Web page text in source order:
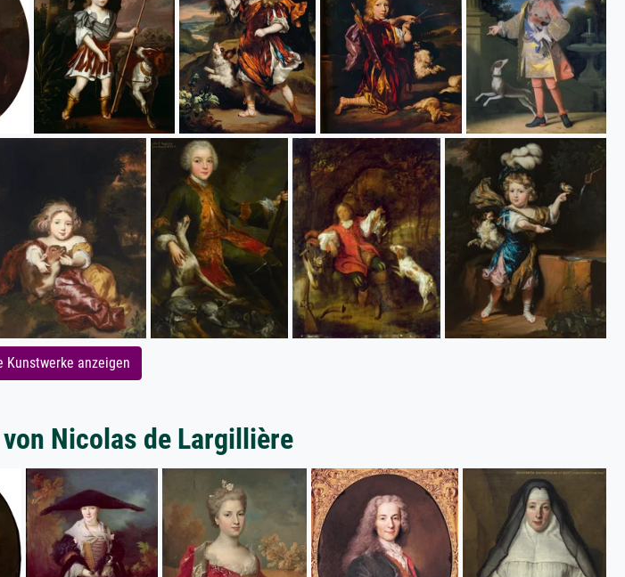
Kunstwerke anzeigen
Nicolas de Largillière